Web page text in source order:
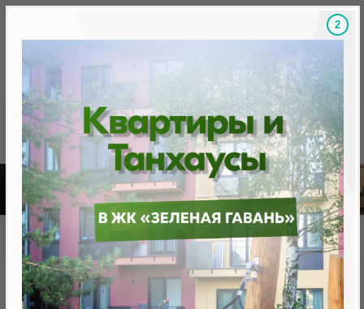
Скидки на новостройки, бонусы Готовые
Главная База новостроек Минска «Минск Мир»
19.7 "Дубровник", квартал "Южная Европа"
19.7 "Дубровник", квартал
1